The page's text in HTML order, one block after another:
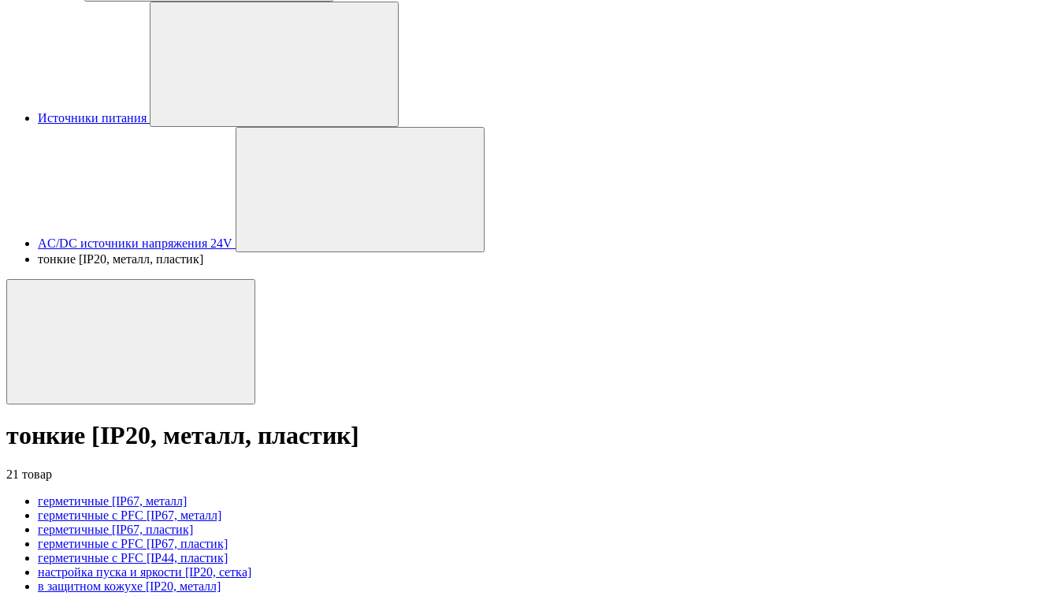
Источники питания
AC/DC источники напряжения 24V
тонкие [IP20, металл, пластик]
тонкие [IP20, металл, пластик]
21 товар
герметичные [IP67, металл]
герметичные с PFC [IP67, металл]
герметичные [IP67, пластик]
герметичные с PFC [IP67, пластик]
герметичные с PFC [IP44, пластик]
настройка пуска и яркости [IP20, сетка]
в защитном кожухе [IP20, металл]